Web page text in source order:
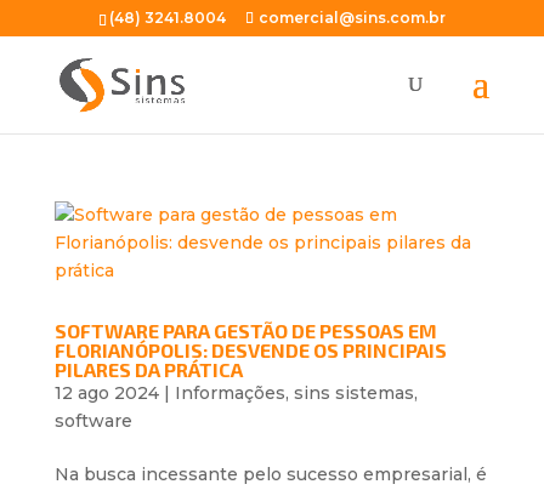
(48) 3241.8004 comercial@sins.com.br
SOFTWARE PARA GESTÃO DE PESSOAS EM
FLORIANÓPOLIS: DESVENDE OS PRINCIPAIS
PILARES DA PRÁTICA
12 ago 2024| Informações, sins sistemas,
software
Na busca incessante pelo sucesso empresarial, é